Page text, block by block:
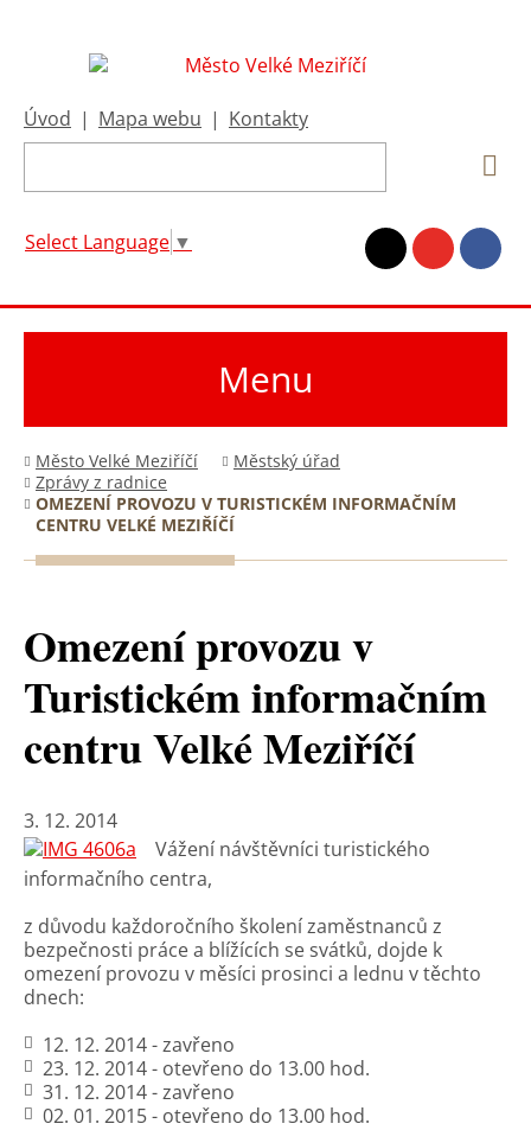
Úvod | Mapa webu | Kontakty
Select Language ▼
Menu
Město Velké Meziříčí
Městský úřad
Zprávy z radnice
OMEZENÍ PROVOZU V TURISTICKÉM INFORMAČNÍM
CENTRU VELKÉ MEZIŘÍČÍ
Omezení provozu v
Turistickém informačním
centru Velké Meziříčí
3. 12. 2014
Vážení návštěvníci turistického
informačního centra,
z důvodu každoročního školení zaměstnanců z
bezpečnosti práce a blížících se svátků, dojde k
omezení provozu v měsíci prosinci a lednu v těchto
dnech:
12. 12. 2014 - zavřeno
23. 12. 2014 - otevřeno do 13.00 hod.
31. 12. 2014 - zavřeno
02. 01. 2015 - otevřeno do 13.00 hod.